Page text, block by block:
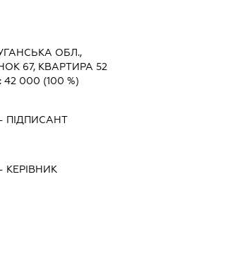
ОБЛ.,
67, КВАРТИРА 52
42 000 (100 %)
- ПІДПИСАНТ
- КЕРІВНИК